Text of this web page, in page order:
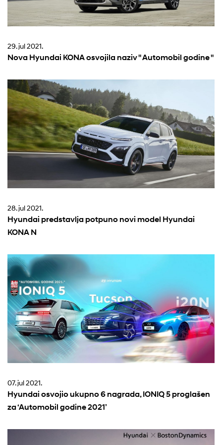
29. jul 2021.
Nova Hyundai KONA osvojila naziv " Automobil godine "
28. jul 2021.
Hyundai predstavlja potpuno novi model Hyundai
KONA N
07. jul 2021.
Hyundai osvojio ukupno 6 nagrada, IONIQ 5 proglašen
za ‘Automobil godine 2021’